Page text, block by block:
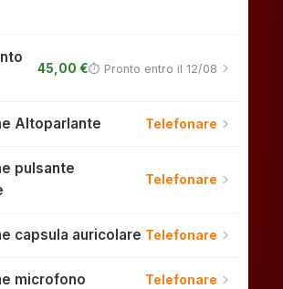
45,00 €⏱ Pronto entro il 12/08 chevron_right
Altoparlante Telefonare chevron_right
pulsante
Telefonare chevron_right
capsula auricolare Telefonare chevron_right
microfono Telefonare chevron_right